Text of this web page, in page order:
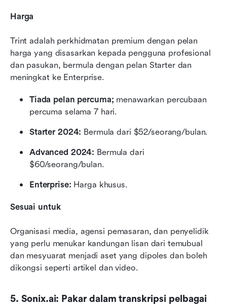
Harga
Trint adalah perkhidmatan premium dengan pelan
harga yang disasarkan kepada pengguna profesional
dan pasukan, bermula dengan pelan Starter dan
meningkat ke Enterprise.
Tiada pelan percuma; menawarkan percubaan
percuma selama 7 hari.
Starter 2024: Bermula dari $52/seorang/bulan.
Advanced 2024: Bermula dari
$60/seorang/bulan.
Enterprise: Harga khusus.
Sesuai untuk
Organisasi media, agensi pemasaran, dan penyelidik
yang perlu menukar kandungan lisan dari temubual
dan mesyuarat menjadi aset yang dipoles dan boleh
dikongsi seperti artikel dan video.
5. Sonix.ai: Pakar dalam transkripsi pelbagai